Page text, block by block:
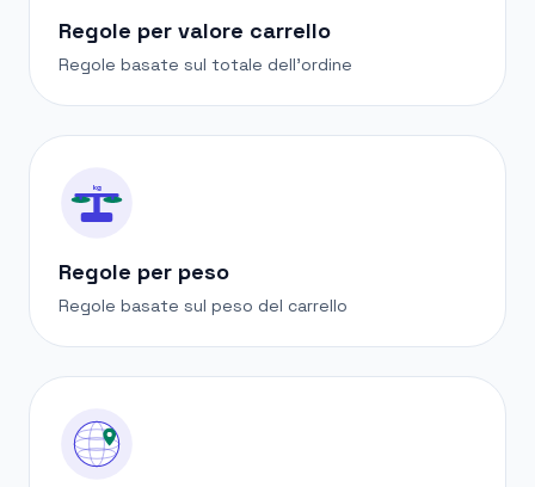
Regole per valore carrello
Regole basate sul totale dell'ordine
kg
Regole per peso
Regole basate sul peso del carrello